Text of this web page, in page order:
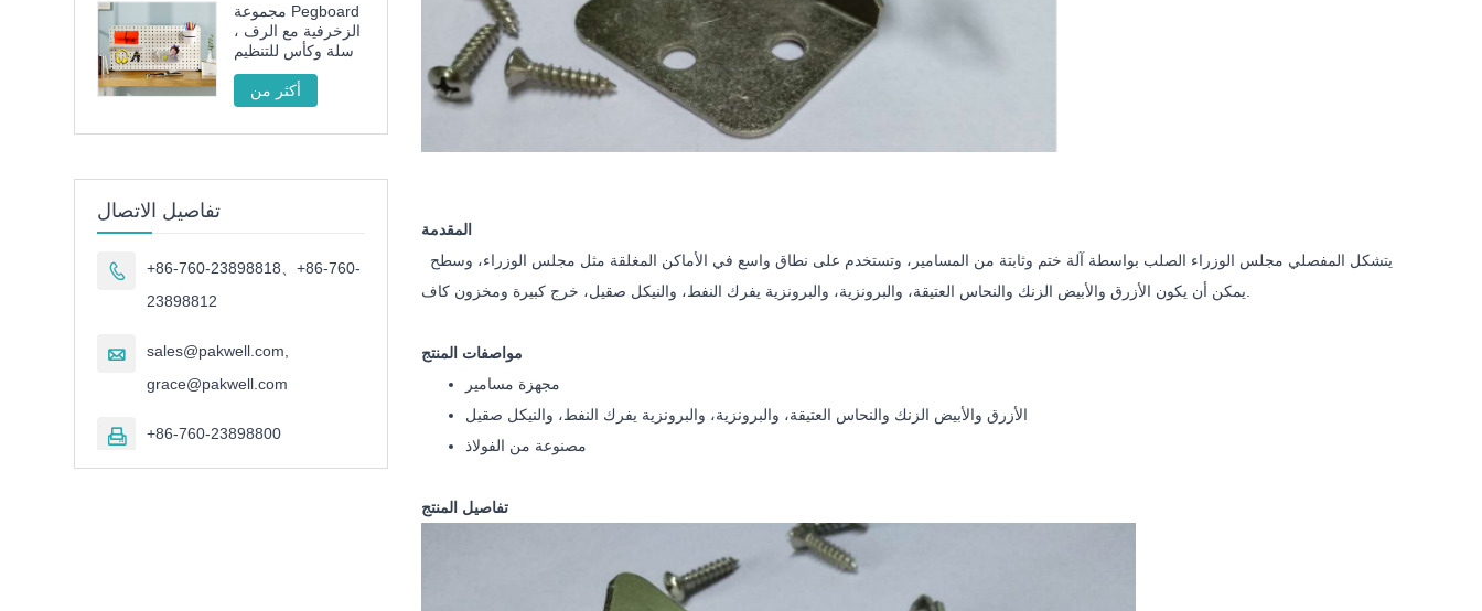
المقدمة
يمكن أن يكون الأزرق والأبيض الزنك والنحاس العتيقة، والبرونزية، والبرونزية يفرك النفط، والنيكل صقيل، خرج كبيرة ومخزون كاف.
مواصفات المنتج
مجهزة مسامير
الأزرق والأبيض الزنك والنحاس العتيقة، والبرونزية، والبرونزية يفرك النفط، والنيكل صقيل
مصنوعة من الفولاذ
تفاصيل المنتج
مجموعة Pegboard
الزخرفية مع الرف ،
سلة وكأس للتنظيم
أكثر من
تفاصيل الاتصال

+86-760-23898818、+86-760-
23898812

sales@pakwell.com,
grace@pakwell.com
 +86-760-23898800